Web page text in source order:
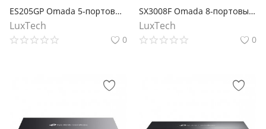
ES205GP Omada 5-портовый гигабитный Easy Managed коммутатор с 4 портами PoE+
LuxTech
0
SX3008F Omada 8-портовый 10-гигабитный управляемый SFP+ коммутатор L2+
LuxTech
0